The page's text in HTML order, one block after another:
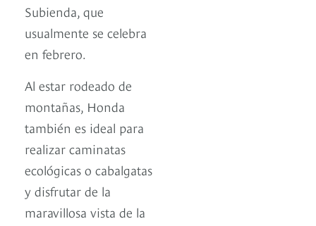
Subienda, que
usualmente se celebra
en febrero.
Al estar rodeado de
montañas, Honda
también es ideal para
realizar caminatas
ecológicas o cabalgatas
y disfrutar de la
maravillosa vista de la